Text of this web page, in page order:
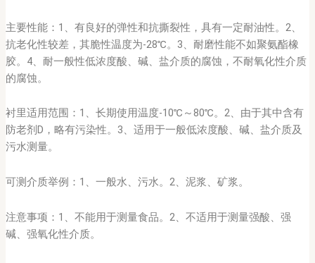
主要性能：1、有良好的弹性和抗撕裂性，具有一定耐油性。2、
抗老化性较差，其脆性温度为-28℃。3、耐磨性能不如聚氨酯橡
胶。4、耐一般性低浓度酸、碱、盐介质的腐蚀，不耐氧化性介质
的腐蚀。
衬里适用范围：1、长期使用温度-10℃～80℃。2、由于其中含有
防老剂D，略有污染性。3、适用于一般低浓度酸、碱、盐介质及
污水测量。
可测介质举例：1、一般水、污水。2、泥浆、矿浆。
注意事项：1、不能用于测量食品。2、不适用于测量强酸、强
碱、强氧化性介质。